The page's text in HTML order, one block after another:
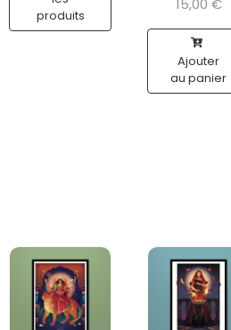
produits
15,00 €
Ajouter
au panier